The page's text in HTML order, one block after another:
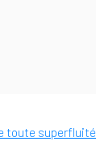
toute superfluité